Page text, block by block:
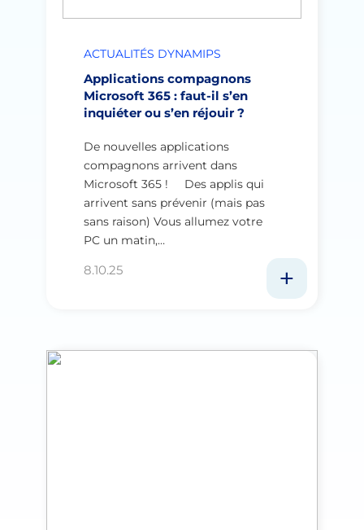
ACTUALITÉS DYNAMIPS
Applications compagnons
Microsoft 365 : faut-il s’en
inquiéter ou s’en réjouir ?
De nouvelles applications
compagnons arrivent dans
Microsoft 365 ! Des applis qui
arrivent sans prévenir (mais pas
sans raison) Vous allumez votre
PC un matin,…
8.10.25